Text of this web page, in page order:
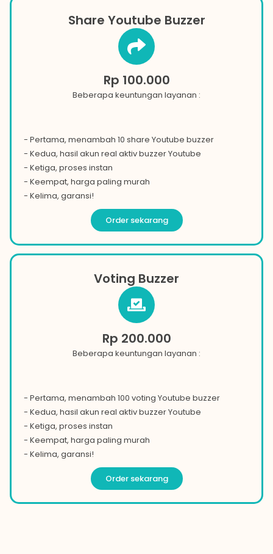
Share Youtube Buzzer
Rp 100.000
Beberapa keuntungan layanan :
- Pertama, menambah 10 shareYoutube buzzer
- Kedua, hasil akun real aktiv buzzerYoutube
- Ketiga, proses instan
- Keempat, harga paling murah
- Kelima, garansi!
Order sekarang
Voting Buzzer
Rp 200.000
Beberapa keuntungan layanan :
- Pertama, menambah 100 votingYoutube buzzer
- Kedua, hasil akun real aktiv buzzerYoutube
- Ketiga, proses instan
- Keempat, harga paling murah
- Kelima, garansi!
Order sekarang